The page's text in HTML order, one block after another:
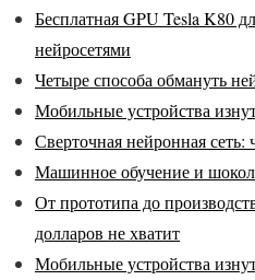
Бесплатная GPU Tesla K80
нейросетями
Четыре способа обмануть
Мобильные устройства
Сверточная нейронная сеть:
Машинное обучение и
От прототипа до
долларов не хватит
Мобильные устройства